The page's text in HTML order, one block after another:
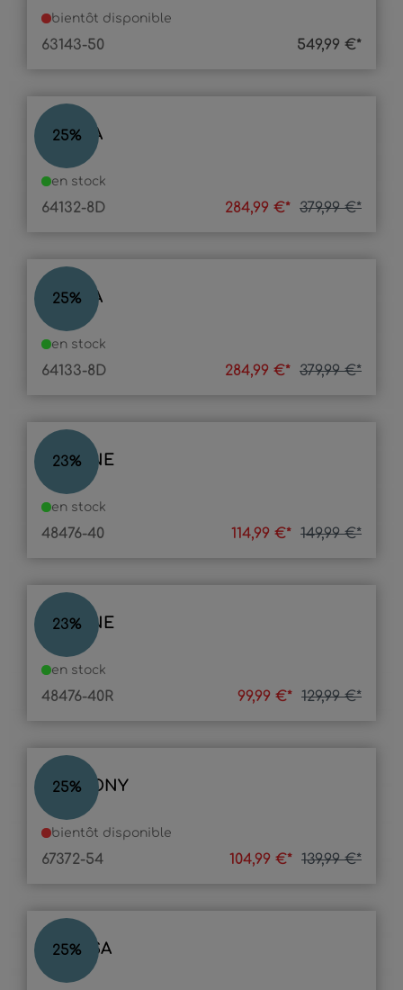
63143-50
bientôt disponible
549,99 €*
25%
DANNA
64132-8D
en stock
284,99 €* 379,99 €*
25%
DANNA
64133-8D
en stock
284,99 €* 379,99 €*
23%
LORAINE
48476-40
en stock
114,99 €* 149,99 €*
23%
LORAINE
48476-40R
en stock
99,99 €* 129,99 €*
25%
ANTHONY
67372-54
bientôt disponible
104,99 €* 139,99 €*
25%
ODESSA